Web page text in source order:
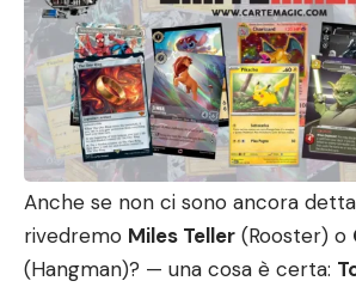
Anche se non ci sono ancora
rivedremo Miles Teller (Rooster) o
(Hangman)? — una cosa è certa: